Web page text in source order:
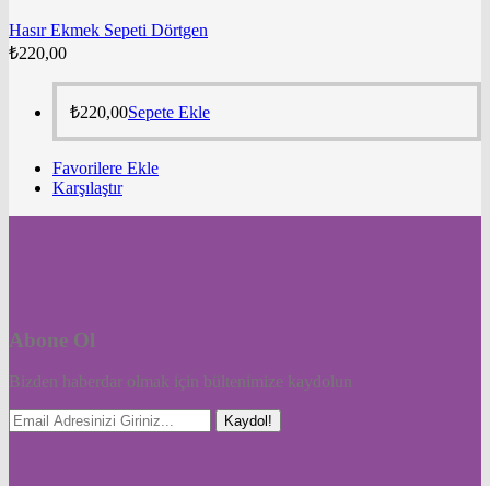
Hasır Ekmek Sepeti Dörtgen
₺220,00
₺220,00Sepete Ekle
Favorilere Ekle
Karşılaştır
Abone Ol
Bizden haberdar olmak için bültenimize kaydolun
Kaydol!